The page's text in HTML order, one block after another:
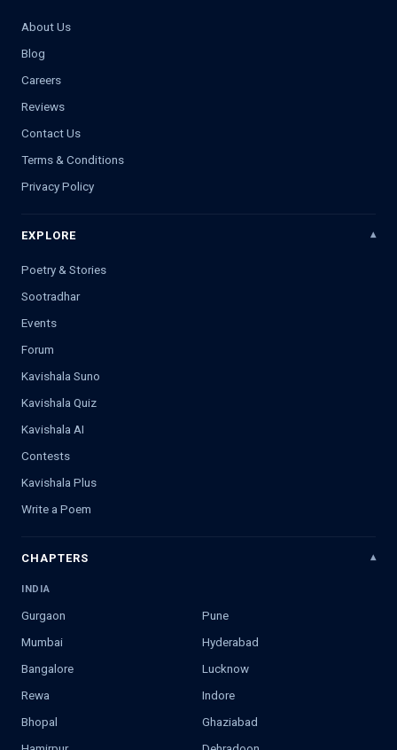
About Us
Blog
Careers
Reviews
Contact Us
Terms & Conditions
Privacy Policy
EXPLORE
Poetry & Stories
Sootradhar
Events
Forum
Kavishala Suno
Kavishala Quiz
Kavishala AI
Contests
Kavishala Plus
Write a Poem
CHAPTERS
INDIA
Gurgaon
Pune
Mumbai
Hyderabad
Bangalore
Lucknow
Rewa
Indore
Bhopal
Ghaziabad